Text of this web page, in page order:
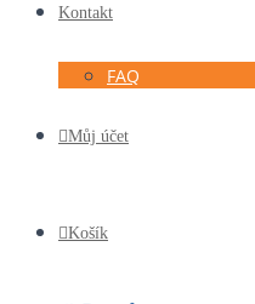
Kontakt
FAQ
Můj účet
Košík